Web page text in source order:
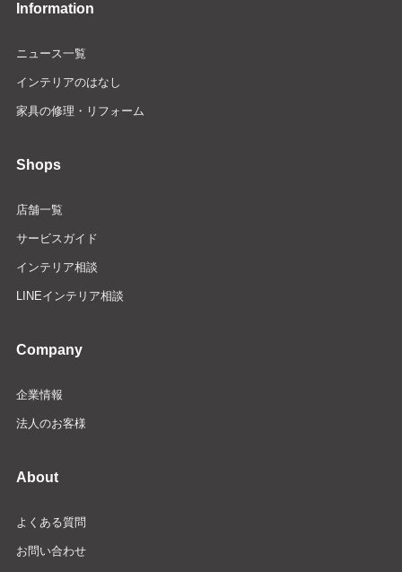
Information
ニュース一覧
インテリアのはなし
家具の修理・リフォーム
Shops
店舗一覧
サービスガイド
インテリア相談
LINEインテリア相談
Company
企業情報
法人のお客様
About
よくある質問
お問い合わせ